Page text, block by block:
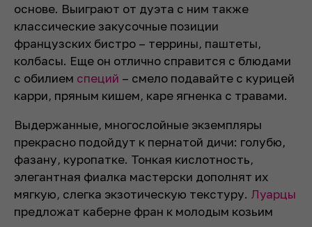
основе. Выиграют от дуэта с ним также
классические закусочные позиции
французских бистро – террины, паштеты,
колбасы. Еще он отлично справится с блюдами
с обилием специй – смело подавайте с курицей
карри, пряным кишем, каре ягненка с травами.
Выдержанные, многослойные экземпляры
прекрасно подойдут к пернатой дичи: голубю,
фазану, куропатке. Тонкая кислотность,
элегантная фиалка мастерски дополнят их
мягкую, слегка экзотическую текстуру. Луарцы
предложат каберне фран к молодым козьим